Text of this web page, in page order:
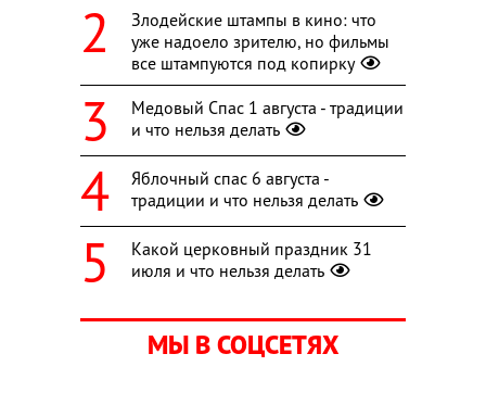
Злодейские штампы в кино: что
уже надоело зрителю, но фильмы
все штампуются под копирку
Медовый Спас 1 августа - традиции
и что нельзя делать
Яблочный спас 6 августа -
традиции и что нельзя делать
Какой церковный праздник 31
июля и что нельзя делать
МЫ В СОЦСЕТЯХ